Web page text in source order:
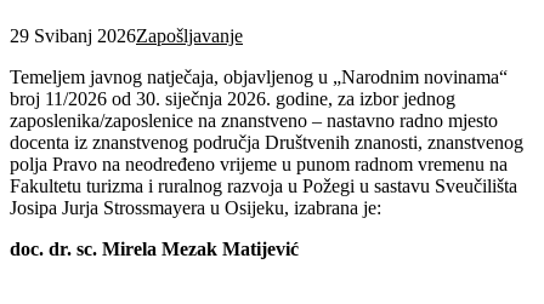
29 Svibanj 2026Zapošljavanje
Temeljem javnog natječaja, objavljenog u „Narodnim novinama“
broj 11/2026 od 30. siječnja 2026. godine, za izbor jednog
zaposlenika/zaposlenice na znanstveno – nastavno radno mjesto
docenta iz znanstvenog područja Društvenih znanosti, znanstvenog
polja Pravo na neodređeno vrijeme u punom radnom vremenu na
Fakultetu turizma i ruralnog razvoja u Požegi u sastavu Sveučilišta
Josipa Jurja Strossmayera u Osijeku, izabrana je:
doc. dr. sc. Mirela Mezak Matijević